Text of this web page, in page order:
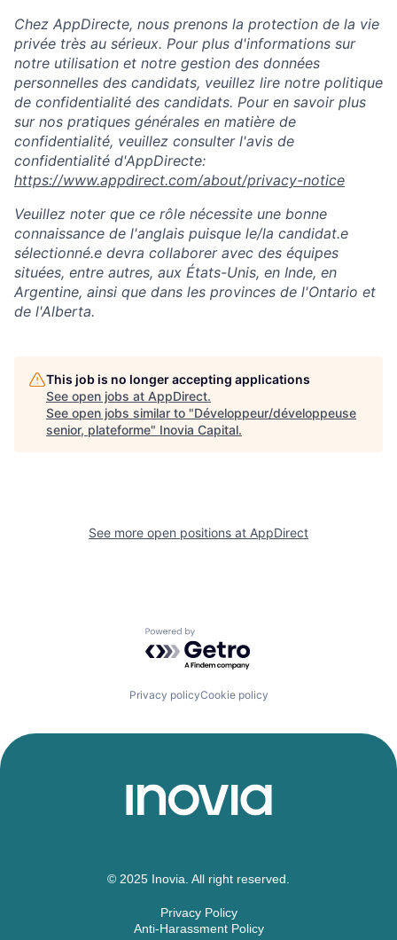
Chez AppDirecte, nous prenons la protection de la vie
privée très au sérieux. Pour plus d'informations sur
notre utilisation et notre gestion des données
personnelles des candidats, veuillez lire notre politique
de confidentialité des candidats. Pour en savoir plus
sur nos pratiques générales en matière de
confidentialité, veuillez consulter l'avis de
confidentialité d'AppDirecte:
https://www.appdirect.com/about/privacy-notice
Veuillez noter que ce rôle nécessite une bonne
connaissance de l'anglais puisque le/la candidat.e
sélectionné.e devra collaborer avec des équipes
situées, entre autres, aux États-Unis, en Inde, en
Argentine, ainsi que dans les provinces de l'Ontario et
de l'Alberta.
This job is no longer accepting applications
See open jobs at AppDirect.
See open jobs similar to "Développeur/développeuse
senior, plateforme" Inovia Capital.
See more open positions at AppDirect
Powered by Getro.com
Privacy policyCookie policy
© 2025 Inovia. All right reserved.
Privacy Policy
Anti-Harassment Policy